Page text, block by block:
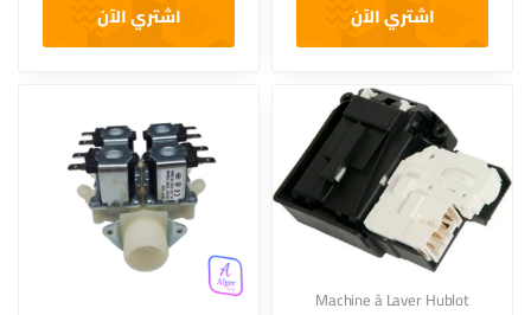
اشتري الآن
اشتري الآن
Machine à Laver Hublot